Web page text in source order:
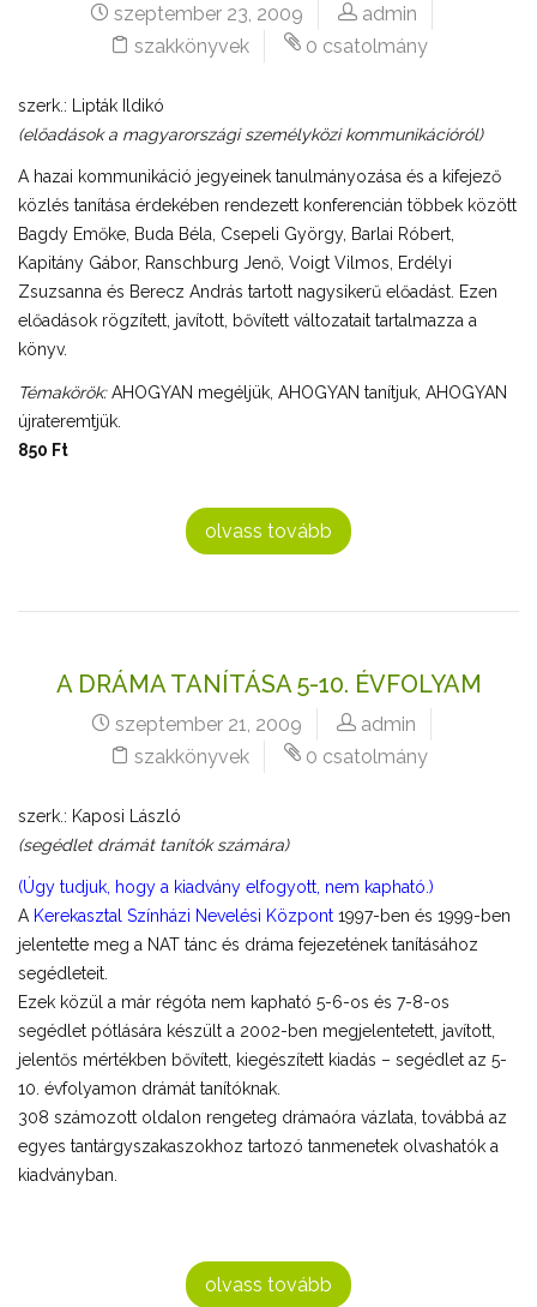
szeptember 23, 2009
admin
szakkönyvek
0 csatolmány
szerk.: Lipták Ildikó
(előadások a magyarországi személyközi kommunikációról)
A hazai kommunikáció jegyeinek tanulmányozása és a kifejező
közlés tanítása érdekében rendezett konferencián többek között
Bagdy Emőke, Buda Béla, Csepeli György, Barlai Róbert,
Kapitány Gábor, Ranschburg Jenő, Voigt Vilmos, Erdélyi
Zsuzsanna és Berecz András tartott nagysikerű előadást. Ezen
előadások rögzített, javított, bővített változatait tartalmazza a
könyv.
Témakörök:AHOGYAN megéljük, AHOGYAN tanítjuk, AHOGYAN
újrateremtjük.
850 Ft
olvass tovább
A DRÁMA TANÍTÁSA 5-10. ÉVFOLYAM
szeptember 21, 2009
admin
szakkönyvek
0 csatolmány
szerk.: Kaposi László
(segédlet drámát tanítók számára)
(Úgy tudjuk, hogy a kiadvány elfogyott, nem kapható.)
A Kerekasztal Színházi Nevelési Központ 1997-ben és 1999-ben
jelentette meg a NAT tánc és dráma fejezetének tanításához
segédleteit.
Ezek közül a már régóta nem kapható 5-6-os és 7-8-os
segédlet pótlására készült a 2002-ben megjelentetett, javított,
jelentős mértékben bővített, kiegészített kiadás – segédlet az 5-
10. évfolyamon drámát tanítóknak.
308 számozott oldalon rengeteg drámaóra vázlata, továbbá az
egyes tantárgyszakaszokhoz tartozó tanmenetek olvashatók a
kiadványban.
olvass tovább